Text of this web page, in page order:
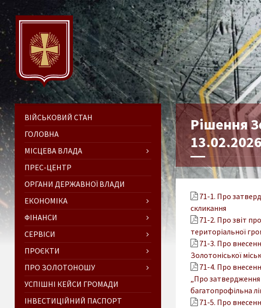
Рішення
13.02.2026
71-1. Про
скликання
71-2. Про звіт
територіальної
71-3. Про
Золотоніської
71-4. Про
„Про
багатопрофільна
71-5. Про
ВІЙСЬКОВИЙ СТАН
ГОЛОВНА
МІСЦЕВА ВЛАДА
ПРЕС-ЦЕНТР
ОРГАНИ ДЕРЖАВНОЇ ВЛАДИ
ЕКОНОМІКА
ФІНАНСИ
СЕРВІСИ
ПРОЄКТИ
ПРО ЗОЛОТОНОШУ
УСПІШНІ КЕЙСИ ГРОМАДИ
ІНВЕСТИЦІЙНИЙ ПАСПОРТ